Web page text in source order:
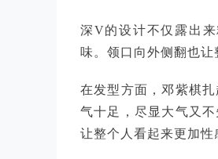
深V的设计不仅露出
味。领口向外侧翻也
在发型方面，邓紫棋
气十足，尽显大气又
让整个人看起来更加性